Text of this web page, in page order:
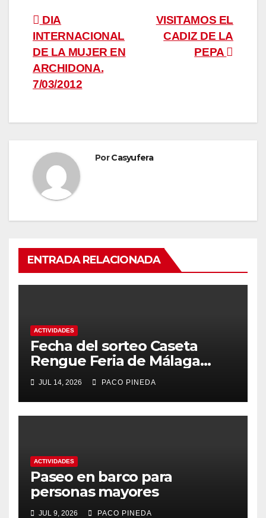
Navegación
de
entradas
VISITAMOS EL
CADIZ DE LA
PEPA
DIA
INTERNACIONAL
DE LA MUJER EN
ARCHIDONA.
7/03/2012
PorCasyufera
ENTRADA RELACIONADA
ACTIVIDADES
Fecha del sorteo Caseta
Rengue Feria de Málaga
2026
JUL 14, 2026 PACO PINEDA
ACTIVIDADES
Paseo en barco para
personas mayores
JUL 9, 2026 PACO PINEDA